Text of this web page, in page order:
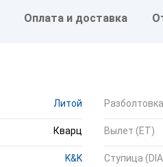
Оплата и доставка
Литой
Кварц
K&K
Разболтовка
Вылет (ET)
Ступица